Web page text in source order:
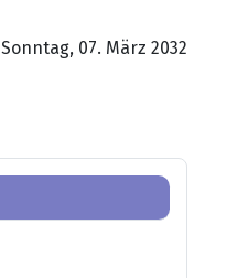
Sonntag, 07. März 2032